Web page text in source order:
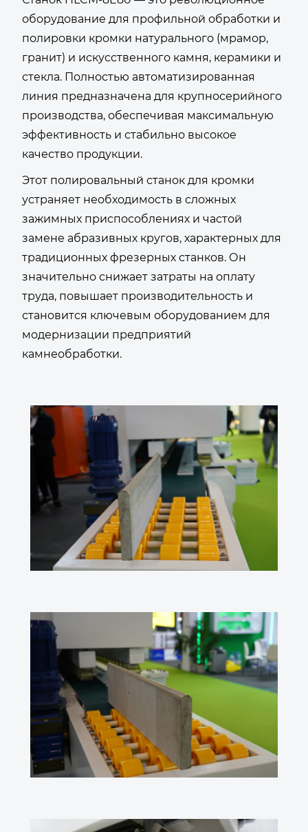
оборудование для профильной обработки и
полировки кромки натурального (мрамор,
гранит) и искусственного камня, керамики и
стекла. Полностью автоматизированная
линия предназначена для крупносерийного
производства, обеспечивая максимальную
эффективность и стабильно высокое
качество продукции.
Этот полировальный станок для кромки
устраняет необходимость в сложных
зажимных приспособлениях и частой
замене абразивных кругов, характерных для
традиционных фрезерных станков. Он
значительно снижает затраты на оплату
труда, повышает производительность и
становится ключевым оборудованием для
модернизации предприятий
камнеобработки.